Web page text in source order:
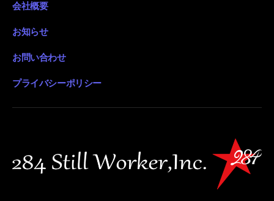
会社概要
お知らせ
お問い合わせ
プライバシーポリシー